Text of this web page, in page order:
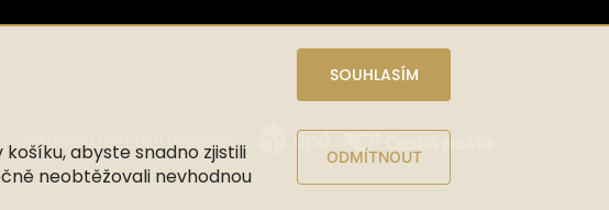
abyste snadno zjistili
neobtěžovali nevhodnou
SOUHLASÍM
ODMÍTNOUT